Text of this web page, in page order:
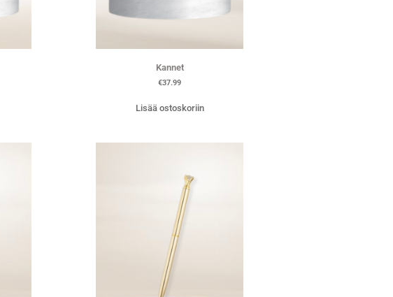
Kannet
€37.99
Lisää ostoskoriin